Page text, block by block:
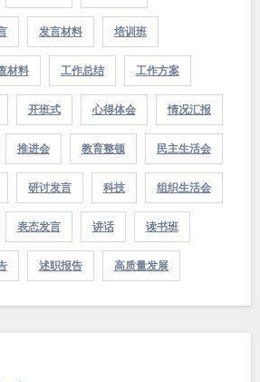
发言材料 培训班
材料 工作总结 工作方案
开班式 心得体会 情况汇报
推进会 教育整顿 民主生活会
研讨发言 科技 组织生活会
表态发言 讲话 读书班
述职报告 高质量发展